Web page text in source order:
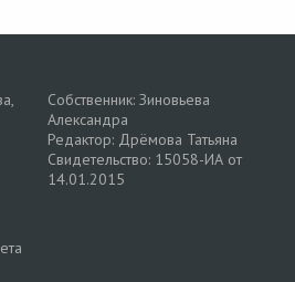
Собственник: Зиновьева
Александра
Редактор: Дрёмова Татьяна
Свидетельство: 15058-ИА от
14.01.2015